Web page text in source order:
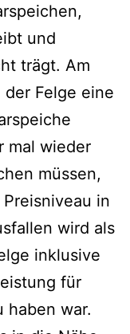
und
trägt. Am
Felge eine
mal wieder
müssen,
in
wird als
inklusive
für
haben war.